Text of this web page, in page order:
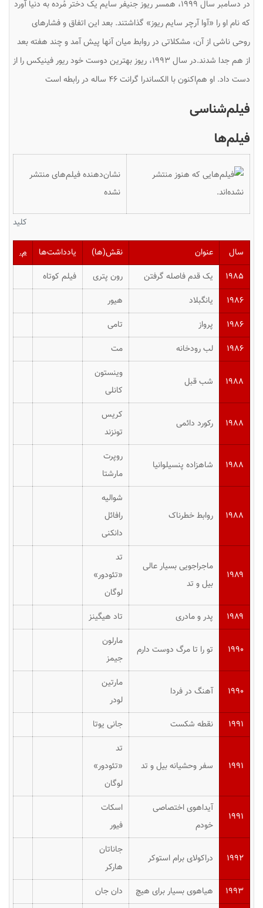
در دسامبر سال ۱۹۹۹، همسر ریوز جنیفر سایم یک دختر مُرده به دنیا آورد
که نام او را «آوا آرچر سایم ریوز» گذاشتند. بعد این اتفاق و فشارهای
روحی ناشی از آن، مشکلاتی در روابط میان آنها پیش آمد و چند هفته بعد
از هم جدا شدند.در سال ۱۹۹۳، ریوز بهترین دوست خود ریور فینیکس را از
دست داد. او هم‌اکنون با الکساندرا گرانت ۴۶ ساله در رابطه است
فیلم‌شناسی
فیلم‌ها
کلید
نشان‌دهنده فیلم‌های منتشر
نشده
سال عنوان نقش(ها) یادداشت‌ها
م.
۱۹۸۵
یک قدم فاصله گرفتن رون پتری
فیلم کوتاه
۱۹۸۶
یانگبلاد
هیور
۱۹۸۶
پرواز
تامی
۱۹۸۶
لب رودخانه مت
۱۹۸۸ شب قبل
وینستون
کانلی
۱۹۸۸ رکورد دائمی
کریس
تونزند
۱۹۸۸ شاهزاده پنسیلوانیا
روپرت
مارشتا
۱۹۸۸ روابط خطرناک
شوالیه
رافائل
دانکنی
۱۹۸۹
ماجراجویی بسیار عالی
بیل و تد
تد
«تئودور»
لوگان
۱۹۸۹
پدر و مادری تاد هیگینز
۱۹۹۰ تو را تا مرگ دوست دارم
مارلون
جیمز
۱۹۹۰ آهنگ در فردا
مارتین
لودر
۱۹۹۱
نقطه شکست جانی یوتا
۱۹۹۱ سفر وحشیانه بیل و تد
تد
«تئودور»
لوگان
۱۹۹۱
آیداهوی اختصاصی
خودم
اسکات
فیور
۱۹۹۲ دراکولای برام استوکر
جاناتان
هارکر
۱۹۹۳
هیاهوی بسیار برای هیچ دان جان